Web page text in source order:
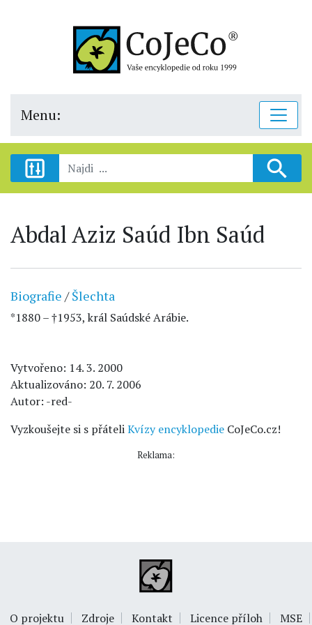
Menu:
Abdal Aziz Saúd Ibn Saúd
Biografie /Šlechta
*1880 – †1953, král Saúdské Arábie.
Vytvořeno: 14. 3. 2000
Aktualizováno: 20. 7. 2006
Autor: -red-
Vyzkoušejte si s přáteliKvízy encyklopedie CoJeCo.cz!
Reklama:
O projektu Zdroje Kontakt Licence příloh MSE